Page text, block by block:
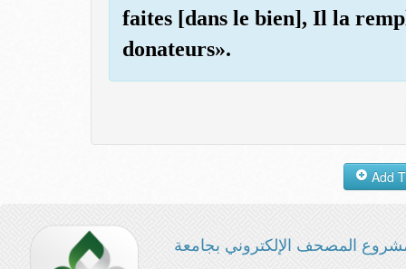
faites [dans le bien], Il la
donateurs».
المصحف الإلكتروني بجامعة